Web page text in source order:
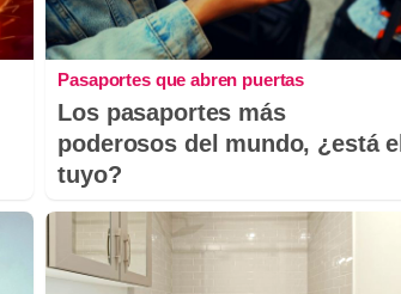
Pasaportes que abren puertas
Los pasaportes más
poderosos del mundo, ¿está el
tuyo?